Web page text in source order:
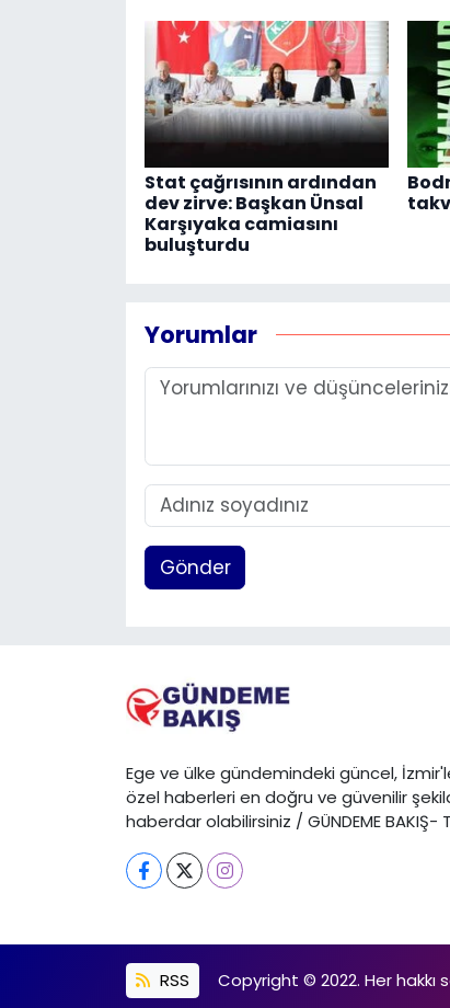
Stat çağrısının ardından
dev zirve: Başkan Ünsal
Karşıyaka camiasını
buluşturdu
Yorumlar
Gönder
Ege ve ülke gündemindeki güncel,
özel haberleri en doğru ve güvenilir
haberdar olabilirsiniz / GÜNDEME BAKIŞ-
RSS Copyright © 2022. Her hakkı